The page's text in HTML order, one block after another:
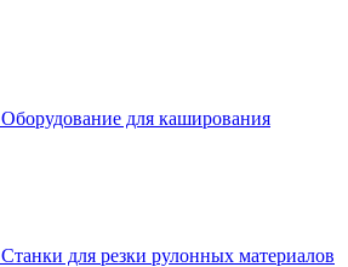
Оборудование для каширования
Станки для резки рулонных материалов